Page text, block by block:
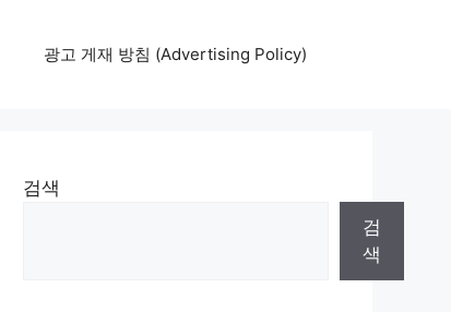
광고 게재 방침 (Advertising Policy)
검색
검
색